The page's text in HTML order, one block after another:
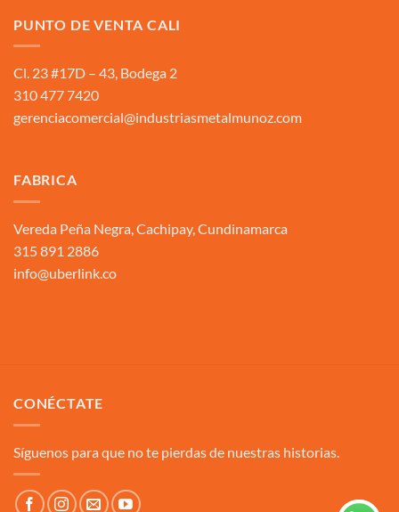
PUNTO DE VENTA CALI
Cl. 23 #17D – 43, Bodega 2
310 477 7420
gerenciacomercial@industriasmetalmunoz.com
FABRICA
Vereda Peña Negra, Cachipay, Cundinamarca
315 891 2886
info@uberlink.co
CONÉCTATE
Síguenos para que no te pierdas de nuestras historias.